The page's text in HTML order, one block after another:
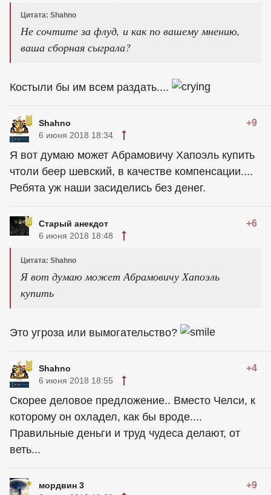
Цитата: Shahno
Не сочтите за флуд, и как по вашему мнению,
ваша сборная сыграла?
Костыли бы им всем раздать....
Shahno +9
6 июня 2018 18:34
Я вот думаю может Абрамовичу Хапоэль купить
чтоли беер шевский, в качестве компенсации....
Ребята уж наши засиделись без денег.
Старый анекдот +6
6 июня 2018 18:48
Цитата: Shahno
Я вот думаю может Абрамовичу Хапоэль
купить
Это угроза или вымогательство?
Shahno +4
6 июня 2018 18:55
Скорее деловое предложение.. Вместо Челси, к
которому он охладел, как бы вроде....
Правильные деньги и труд чудеса делают, от
веть...
мордвин 3 +9